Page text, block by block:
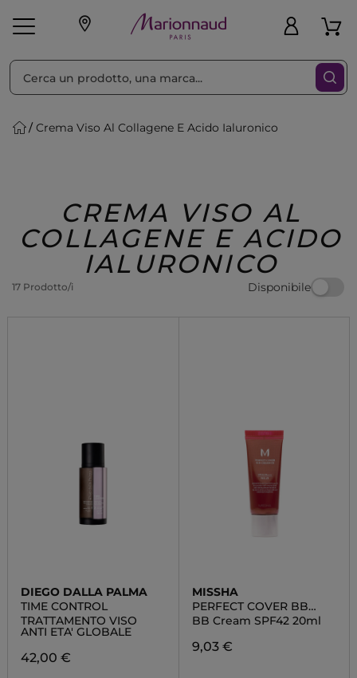
Make-up Profumi
Regalo
Crema Viso Al Collagene E Acido Ialuronico
CREMA VISO AL
COLLAGENE E ACIDO
IALURONICO
17 Prodotto/i Disponibile
Ordina per Filtra
DIEGO DALLA PALMA
TIME CONTROL
TRATTAMENTO VISO
ANTI ETA' GLOBALE
42,00 €
MISSHA
PERFECT COVER BB
CREAM
BB Cream SPF42 20ml
9,03 €